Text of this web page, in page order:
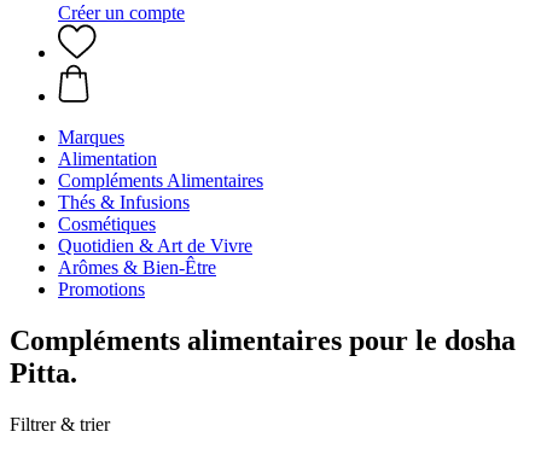
Créer un compte
Marques
Alimentation
Compléments Alimentaires
Thés & Infusions
Cosmétiques
Quotidien & Art de Vivre
Arômes & Bien-Être
Promotions
Compléments alimentaires pour le dosha
Pitta.
Filtrer & trier